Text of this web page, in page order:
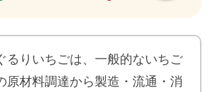
るりいちごは、一般的ないちご
原材料調達から製造・流通・消